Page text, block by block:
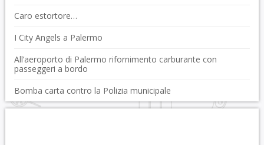
Caro estortore…
I City Angels a Palermo
All’aeroporto di Palermo rifornimento carburante con
passeggeri a bordo
Bomba carta contro la Polizia municipale